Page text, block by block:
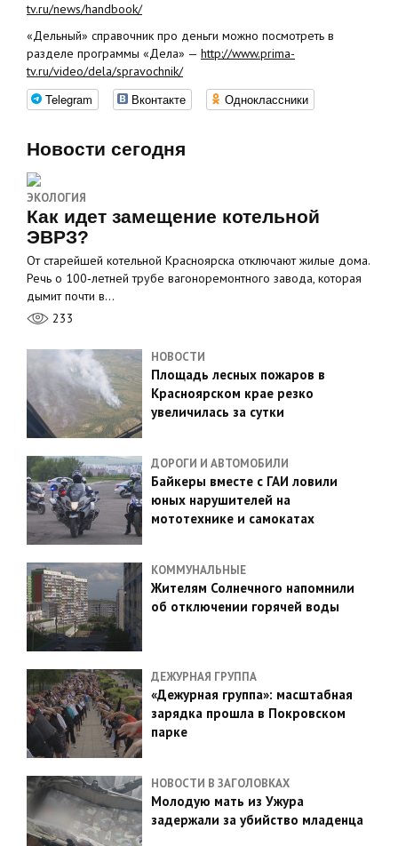
tv.ru/news/handbook/
«Дельный» справочник про деньги можно посмотреть в
разделе программы «Дела» — http://www.prima-
tv.ru/video/dela/spravochnik/
Telegram Вконтакте Одноклассники
Новости сегодня
ЭКОЛОГИЯ
Как идет замещение котельной
ЭВРЗ?
От старейшей котельной Красноярска отключают жилые дома.
Речь о 100‑летней трубе вагоноремонтного завода, которая
дымит почти в…
233
НОВОСТИ
Площадь лесных пожаров в
Красноярском крае резко
увеличилась за сутки
ДОРОГИ И АВТОМОБИЛИ
Байкеры вместе с ГАИ ловили
юных нарушителей на
мототехнике и самокатах
КОММУНАЛЬНЫЕ
Жителям Солнечного напомнили
об отключении горячей воды
ДЕЖУРНАЯ ГРУППА
«Дежурная группа»: масштабная
зарядка прошла в Покровском
парке
НОВОСТИ В ЗАГОЛОВКАХ
Молодую мать из Ужура
задержали за убийство младенца